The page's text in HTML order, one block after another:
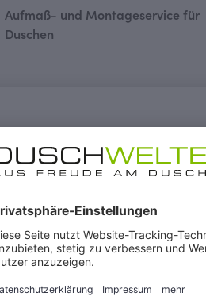
Aufmaß- und Montageservice für
Duschen
U-Kabine
rechts:Typ 5124
Öffnen und Schließen der